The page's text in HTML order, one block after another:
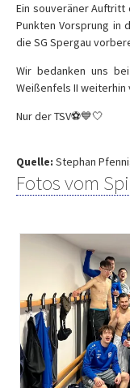
Ein souveräner Auftritt
Punkten Vorsprung in
die SG Spergau
Wir bedanken uns
Weißenfels II
Nur der TSV⚽️💙🤍
Quelle: Stephan
Fotos vom